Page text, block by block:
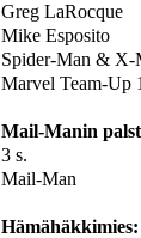
Greg LaRocque
Mike Esposito
Spider-Man & X-
Marvel Team-Up
Mail-Manin
3 s.
Mail-Man